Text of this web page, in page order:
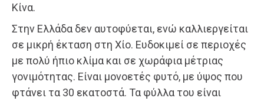
Κίνα.
Στην Ελλάδα δεν αυτοφύεται, ενώ καλλιεργείται
σε μικρή έκταση στη Χίο. Ευδοκιμεί σε περιοχές
με πολύ ήπιο κλίμα και σε χωράφια μέτριας
γονιμότητας. Είναι μονοετές φυτό, με ύψος που
φτάνει τα 30 εκατοστά. Τα φύλλα του είναι